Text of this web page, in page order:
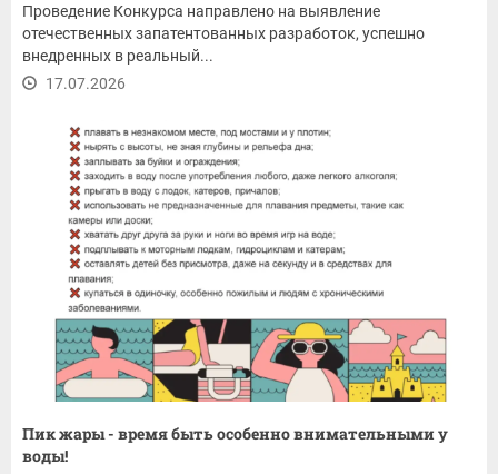
Проведение Конкурса направлено на выявление
отечественных запатентованных разработок, успешно
внедренных в реальный...
17.07.2026
Пик жары - время быть особенно внимательными у
воды!